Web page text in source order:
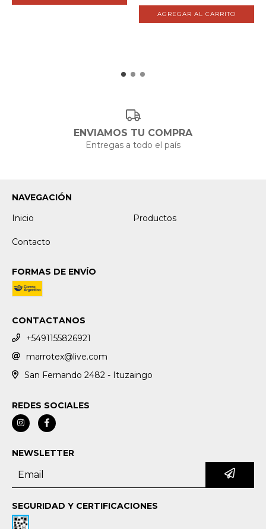
ENVIAMOS TU COMPRA
Entregas a todo el país
NAVEGACIÓN
Inicio
Productos
Contacto
FORMAS DE ENVÍO
CONTACTANOS
+5491155826921
marrotex@live.com
San Fernando 2482 - Ituzaingo
REDES SOCIALES
NEWSLETTER
SEGURIDAD Y CERTIFICACIONES